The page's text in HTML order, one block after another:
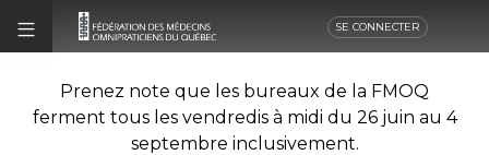
SE CONNECTER
Prenez note que les bureaux de la FMOQ
ferment tous les vendredis à midi du 26 juin au 4
septembre inclusivement.